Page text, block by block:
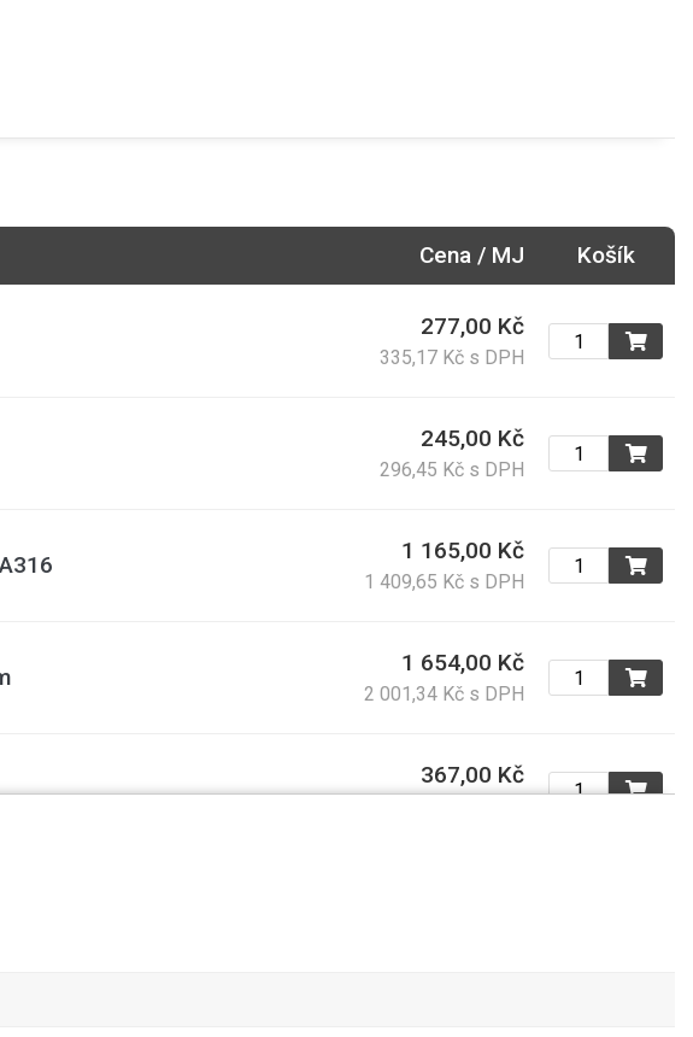
Cena / MJ Košík
277,00 Kč
335,17 Kč s DPH
245,00 Kč
296,45 Kč s DPH
1 165,00 Kč
1 409,65 Kč s DPH
1 654,00 Kč
2 001,34 Kč s DPH
367,00 Kč